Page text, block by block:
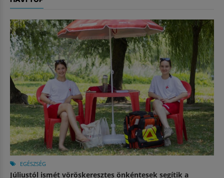
EGÉSZSÉG
Júliustól ismét vöröskeresztes önkéntesek segítik a